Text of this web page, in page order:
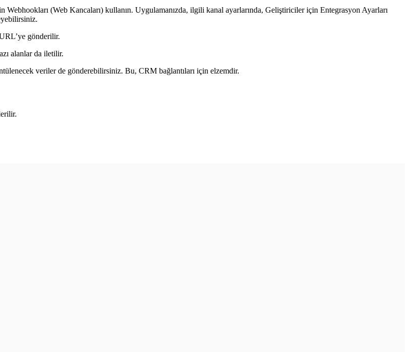
(Web Kancaları) kullanın. Uygulamanızda, ilgili kanal ayarlarında, Geliştiriciler için Entegrasyon Ayarları
gönderilir.
alanlar da iletilir.
veriler de gönderebilirsiniz. Bu, CRM bağlantıları için elzemdir.